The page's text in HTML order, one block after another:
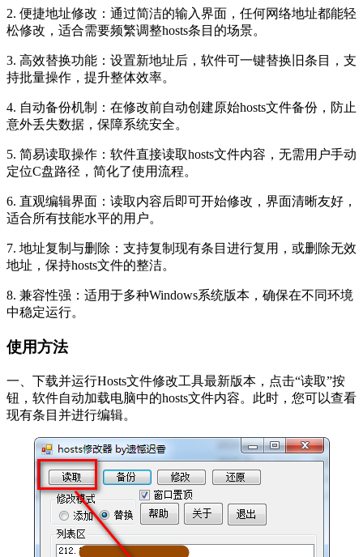
2. 便捷地址修改：通过简洁的输入界面，任何网络地址都能轻
松修改，适合需要频繁调整hosts条目的场景。
3. 高效替换功能：设置新地址后，软件可一键替换旧条目，支
持批量操作，提升整体效率。
4. 自动备份机制：在修改前自动创建原始hosts文件备份，防止
意外丢失数据，保障系统安全。
5. 简易读取操作：软件直接读取hosts文件内容，无需用户手动
定位C盘路径，简化了使用流程。
6. 直观编辑界面：读取内容后即可开始修改，界面清晰友好，
适合所有技能水平的用户。
7. 地址复制与删除：支持复制现有条目进行复用，或删除无效
地址，保持hosts文件的整洁。
8. 兼容性强：适用于多种Windows系统版本，确保在不同环境
中稳定运行。
使用方法
一、下载并运行Hosts文件修改工具最新版本，点击“读取”按
钮，软件自动加载电脑中的hosts文件内容。此时，您可以查看
现有条目并进行编辑。